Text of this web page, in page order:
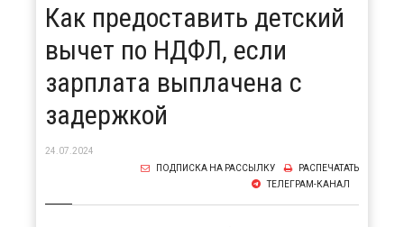
Как предоставить детский
вычет по НДФЛ, если
зарплата выплачена с
задержкой
24.07.2024
РАСПЕЧАТАТЬ
ПОДПИСКА НА РАССЫЛКУ
ТЕЛЕГРАМ-КАНАЛ